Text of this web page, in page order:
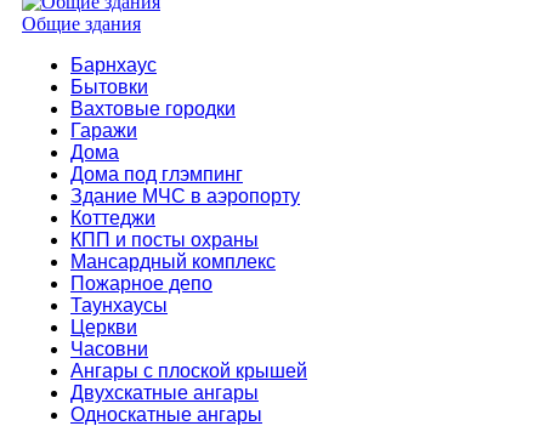
Общие здания
Барнхаус
Бытовки
Вахтовые городки
Гаражи
Дома
Дома под глэмпинг
Здание МЧС в аэропорту
Коттеджи
КПП и посты охраны
Мансардный комплекс
Пожарное депо
Таунхаусы
Церкви
Часовни
Ангары с плоской крышей
Двухскатные ангары
Односкатные ангары